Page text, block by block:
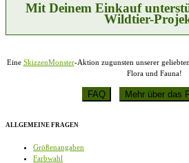
Mit Deinem Einkauf
Wildtier-
Eine SkizzenMonster-Aktion zugunsten unserer
Flora und Fauna!
ALLGEMEINE FRAGEN
Größenangaben
Farbwahl